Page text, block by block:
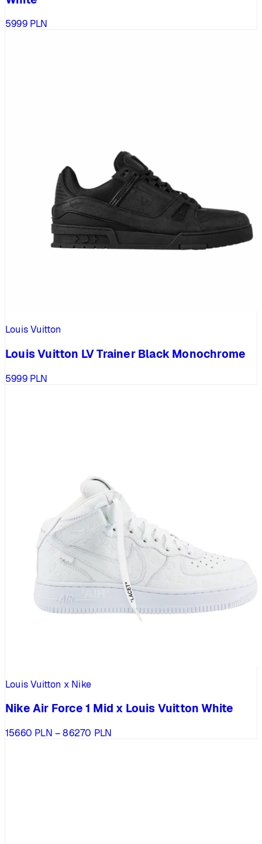
5999 PLN
Louis Vuitton
Louis Vuitton LV Trainer Black Monochrome
5999 PLN
Louis Vuitton x Nike
Nike Air Force 1 Mid x Louis Vuitton White
15660 PLN – 86270 PLN